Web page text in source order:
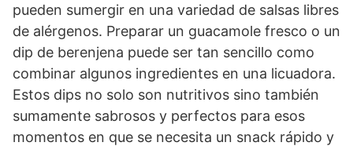
pueden sumergir en una variedad de salsas libres
de alérgenos. Preparar un guacamole fresco o un
dip de berenjena puede ser tan sencillo como
combinar algunos ingredientes en una licuadora.
Estos dips no solo son nutritivos sino también
sumamente sabrosos y perfectos para esos
momentos en que se necesita un snack rápido y